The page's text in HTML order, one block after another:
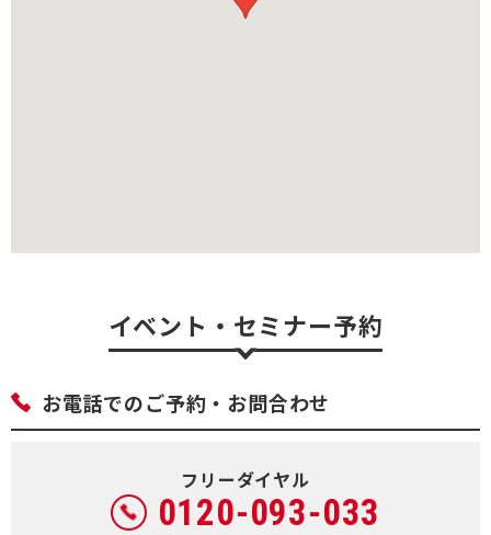
イベント・セミナー予約
お電話でのご予約・お問合わせ
フリーダイヤル
0120-093-033